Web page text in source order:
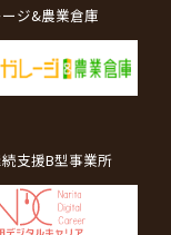
ジ&農業倉庫
支援B型事業所